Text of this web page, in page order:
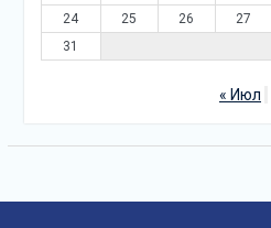
24
25 26 27
31
« Июл